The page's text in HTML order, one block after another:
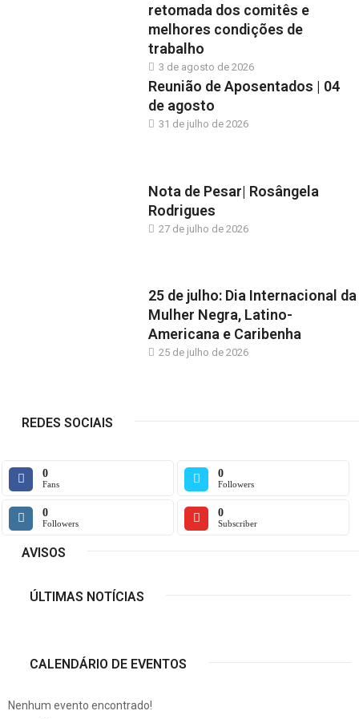
retomada dos comitês e
melhores condições de
trabalho
3 de agosto de 2026
Reunião de Aposentados | 04
de agosto
31 de julho de 2026
Nota de Pesar| Rosângela
Rodrigues
27 de julho de 2026
25 de julho: Dia Internacional da
Mulher Negra, Latino-
Americana e Caribenha
25 de julho de 2026
REDES SOCIAIS
0
Fans
0
Followers
0
Followers
0
Subscriber
AVISOS
ÚLTIMAS NOTÍCIAS
CALENDÁRIO DE EVENTOS
Nenhum evento encontrado!